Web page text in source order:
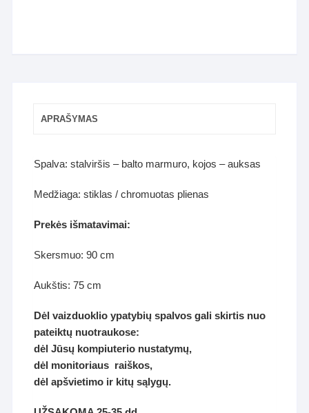
APRAŠYMAS
Spalva: stalviršis – balto marmuro, kojos – auksas
Medžiaga: stiklas / chromuotas plienas
Prekės išmatavimai:
Skersmuo: 90 cm
Aukštis: 75 cm
Dėl vaizduoklio ypatybių spalvos gali skirtis nuo
pateiktų nuotraukose:
dėl Jūsų kompiuterio nustatymų,
dėl monitoriaus raiškos,
dėl apšvietimo ir kitų sąlygų.